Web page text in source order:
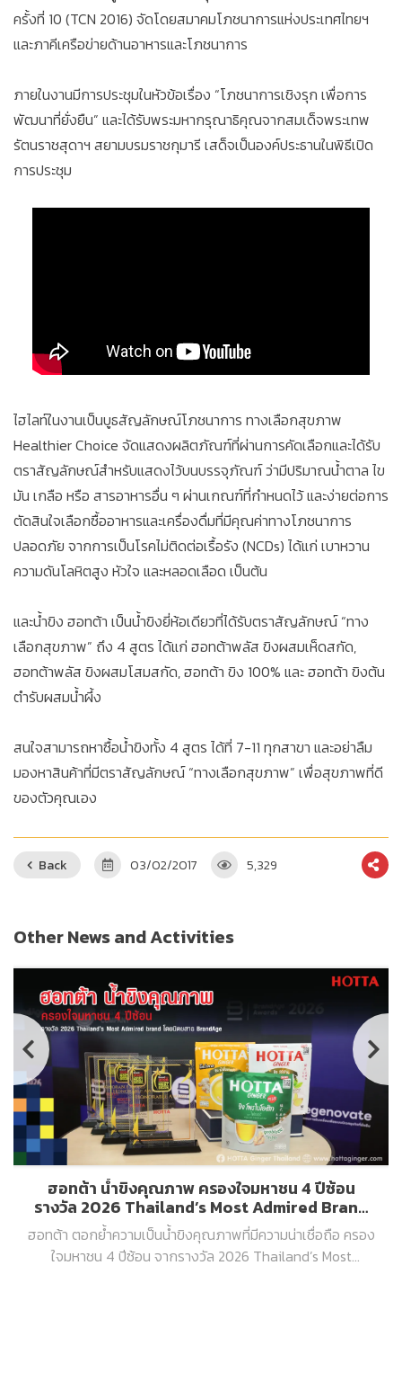
ครั้งที่ 10 (TCN 2016) จัดโดยสมาคมโภชนาการแห่งประเทศไทยฯ
และภาคีเครือข่ายด้านอาหารและโภชนาการ
ภายในงานมีการประชุมในหัวข้อเรื่อง “โภชนาการเชิงรุก เพื่อการ
พัฒนาที่ยั่งยืน” และได้รับพระมหากรุณาธิคุณจากสมเด็จพระเทพ
รัตนราชสุดาฯ สยามบรมราชกุมารี เสด็จเป็นองค์ประธานในพิธีเปิด
การประชุม
ไฮไลท์ในงานเป็นบูธสัญลักษณ์โภชนาการ ทางเลือกสุขภาพ
Healthier Choice จัดแสดงผลิตภัณฑ์ที่ผ่านการคัดเลือกและได้รับ
ตราสัญลักษณ์สำหรับแสดงไว้บนบรรจุภัณฑ์ ว่ามีปริมาณน้ำตาล ไข
มัน เกลือ หรือ สารอาหารอื่น ๆ ผ่านเกณฑ์ที่กำหนดไว้ และง่ายต่อการ
ตัดสินใจเลือกซื้ออาหารและเครื่องดื่มที่มีคุณค่าทางโภชนาการ
ปลอดภัย จากการเป็นโรคไม่ติดต่อเรื้อรัง (NCDs) ได้แก่ เบาหวาน
ความดันโลหิตสูง หัวใจ และหลอดเลือด เป็นต้น
และน้ำขิง ฮอทต้า เป็นน้ำขิงยี่ห้อเดียวที่ได้รับตราสัญลักษณ์ “ทาง
เลือกสุขภาพ” ถึง 4 สูตร ได้แก่ ฮอทต้าพลัส ขิงผสมเห็ดสกัด,
ฮอทต้าพลัส ขิงผสมโสมสกัด, ฮอทต้า ขิง 100% และ ฮอทต้า ขิงต้น
ตำรับผสมน้ำผึ้ง
สนใจสามารถหาซื้อน้ำขิงทั้ง 4 สูตร ได้ที่ 7-11 ทุกสาขา และอย่าลืม
มองหาสินค้าที่มีตราสัญลักษณ์ “ทางเลือกสุขภาพ” เพื่อสุขภาพที่ดี
ของตัวคุณเอง
Back 03/02/2017 5,329
Other News and Activities
ฮอทต้า น้ำขิงคุณภาพ ครองใจมหาชน 4 ปีซ้อน
รางวัล 2026 Thailand’s Most Admired Brand
จากนิตยสาร BrandAge
ฮอทต้า ตอกย้ำความเป็นน้ำขิงคุณภาพที่มีความน่าเชื่อถือ ครอง
ใจมหาชน 4 ปีซ้อน จากรางวัล 2026 Thailand’s Most